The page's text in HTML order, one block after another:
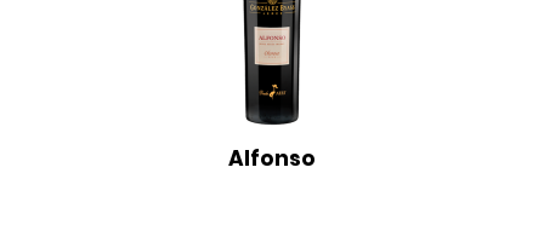
Alfonso